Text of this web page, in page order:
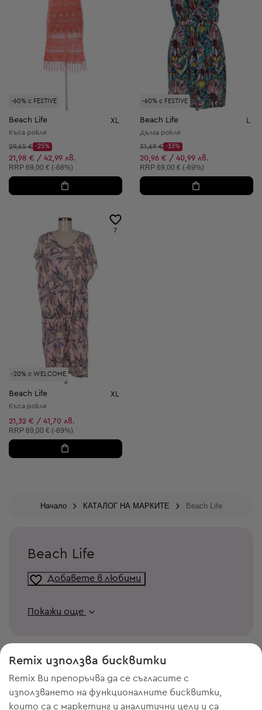
-60% с FESTIVE
Beach Life XL
Къса рокля
Начална цена:
29,65 €
Discount Price:
-25%
Намалена цена:
21,98 € / 42,99 лв.
Препоръчителна цена:
RRP 69,00 € (-68%)
-60% с FESTIVE
Beach Life
Дълга рокля
Начална цена:
31,69 €
Discount Price:
-33%
Намалена цена:
20,96 € / 40,99 лв.
Препоръчителна цена:
RRP 69,00 € (-69%)
-20% с WELCOME
7
Beach Life XL
Къса рокля
21,32 € / 41,70 лв.
Препоръчителна цена:
RRP 69,00 € (-69%)
Начало КАТАЛОГ НА МАРКИТЕ Beach Life
Beach Life
Добавете в любими
Покажи още
Remix използва бисквитки
Remix Ви препоръчва да се съгласите с
използването на функционалните бисквитки,
които са с маркетинг и аналитични цели и са